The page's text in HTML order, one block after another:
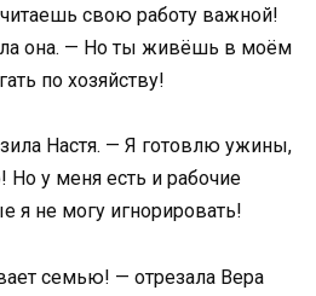
свою работу важной!
она. — Но ты живёшь в моём
по хозяйству!
Настя. — Я готовлю ужины,
у меня есть и рабочие
я не могу игнорировать!
семью! — отрезала Вера